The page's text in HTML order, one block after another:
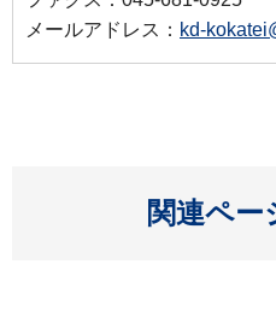
メールアドレス： kd-
関連ペー